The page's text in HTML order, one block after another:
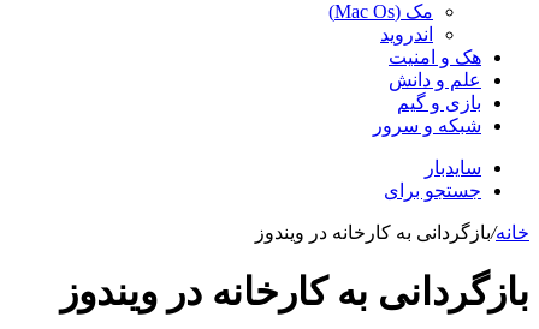
مک (Mac Os)
اندروید
هک و امنیت
علم و دانش
بازی و گیم
شبکه و سرور
سایدبار
جستجو برای
خانه/بازگردانی به کارخانه در ویندوز
بازگردانی به کارخانه در ویندوز